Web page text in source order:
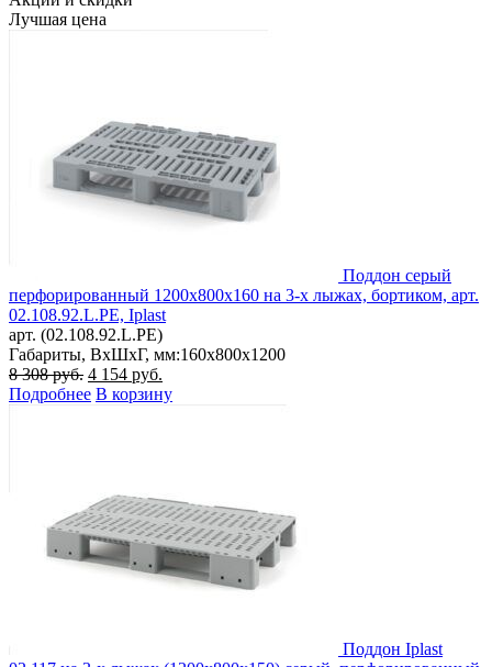
Лучшая цена
Поддон серый
перфорированный 1200х800х160 на 3-х лыжах, бортиком, арт.
02.108.92.L.PE, Iplast
арт. (02.108.92.L.PE)
Габариты, ВxШxГ, мм:160x800x1200
8 308руб. Первоначальная
цена
4 154 руб.
цена:
Подробнее В корзину
Поддон Iplast